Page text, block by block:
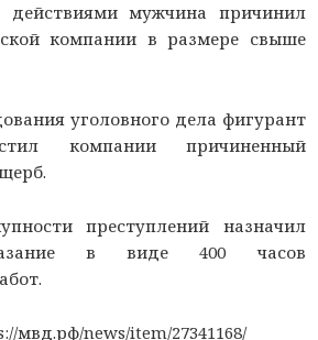
действиями мужчина причинил
компании в размере свыше
уголовного дела фигурант
компании причиненный
преступлений назначил
в виде 400 часов
мвд.рф/news/item/27341168/